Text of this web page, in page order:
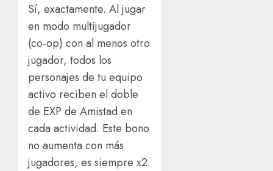
Sí, exactamente. Al jugar
en modo multijugador
(co-op) con al menos otro
jugador, todos los
personajes de tu equipo
activo reciben el doble
de EXP de Amistad en
cada actividad. Este bono
no aumenta con más
jugadores, es siempre x2.